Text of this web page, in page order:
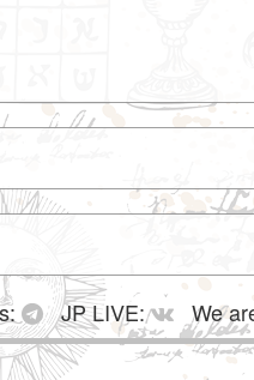
JP LIVE:
We